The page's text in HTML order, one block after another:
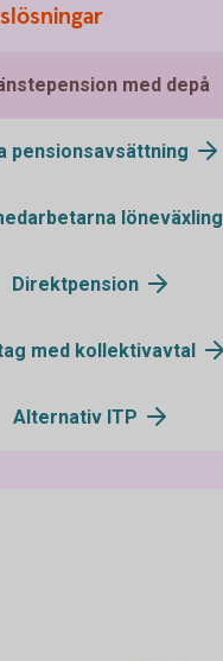
med depå
pensionsavsättning
löneväxling
Direktpension
med kollektivavtal
Alternativ ITP